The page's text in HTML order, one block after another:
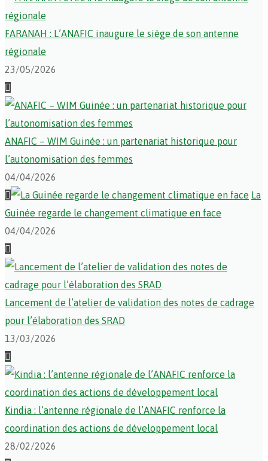
FARANAH : L’ANAFIC inaugure le siège de son antenne
régionale
23/05/2026
ANAFIC – WIM Guinée : un partenariat historique pour
l’autonomisation des femmes
04/04/2026
La
Guinée regarde le changement climatique en face
04/04/2026
Lancement de l’atelier de validation des notes de cadrage
pour l’élaboration des SRAD
13/03/2026
Kindia : l’antenne régionale de l’ANAFIC renforce la
coordination des actions de développement local
28/02/2026